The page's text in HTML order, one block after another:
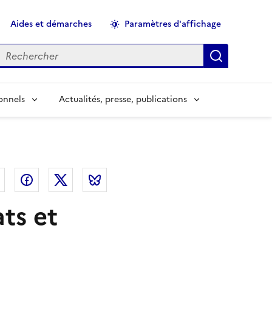
Aides et démarches Paramètres d'affichage
Actualités, presse, publications
Linkedin FacebookTwitter
et